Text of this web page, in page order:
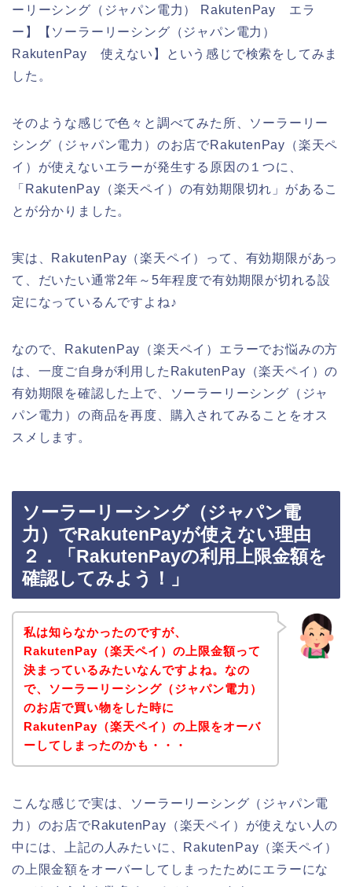
ーリーシング（ジャパン電力） RakutenPay エラ
ー】【ソーラーリーシング（ジャパン電力）
RakutenPay 使えない】という感じで検索をしてみま
した。
そのような感じで色々と調べてみた所、ソーラーリー
シング（ジャパン電力）のお店でRakutenPay（楽天ペ
イ）が使えないエラーが発生する原因の１つに、
「RakutenPay（楽天ペイ）の有効期限切れ」があるこ
とが分かりました。
実は、RakutenPay（楽天ペイ）って、有効期限があっ
て、だいたい通常2年～5年程度で有効期限が切れる設
定になっているんですよね♪
なので、RakutenPay（楽天ペイ）エラーでお悩みの方
は、一度ご自身が利用したRakutenPay（楽天ペイ）の
有効期限を確認した上で、ソーラーリーシング（ジャ
パン電力）の商品を再度、購入されてみることをオス
スメします。
ソーラーリーシング（ジャパン電
力）でRakutenPayが使えない理由
２．「RakutenPayの利用上限金額を
確認してみよう！」
私は知らなかったのですが、
RakutenPay（楽天ペイ）の上限金額って
決まっているみたいなんですよね。なの
で、ソーラーリーシング（ジャパン電力）
のお店で買い物をした時に
RakutenPay（楽天ペイ）の上限をオーバ
ーしてしまったのかも・・・
こんな感じで実は、ソーラーリーシング（ジャパン電
力）のお店でRakutenPay（楽天ペイ）が使えない人の
中には、上記の人みたいに、RakutenPay（楽天ペイ）
の上限金額をオーバーしてしまったためにエラーにな